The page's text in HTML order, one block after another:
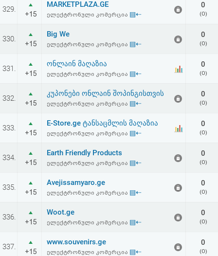
პასუხისმგებლობის
329.
+15
MARKETPLAZA.GE
ელექტრონული კომერცია ▤⇠
0
(0)
330.
+15
Big We
ელექტრონული კომერცია ▤⇠
0
(0)
331.
+15
ონლაინ მაღაზია
ელექტრონული კომერცია ▤⇠
0
(0)
332.
+15
კუპონები ონლაინ შოპინგისთვის
ელექტრონული კომერცია ▤⇠
0
(0)
333.
+15
E-Store.ge ტანსაცმლის მაღაზია
ელექტრონული კომერცია ▤⇠
0
(0)
334.
+15
Earth Friendly Products
ელექტრონული კომერცია ▤⇠
0
(0)
335.
+15
Avejissamyaro.ge
ელექტრონული კომერცია ▤⇠
0
(0)
336.
+15
Woot.ge
ელექტრონული კომერცია ▤⇠
0
(0)
337.
+15
www.souvenirs.ge
ელექტრონული კომერცია ▤⇠
0
(0)